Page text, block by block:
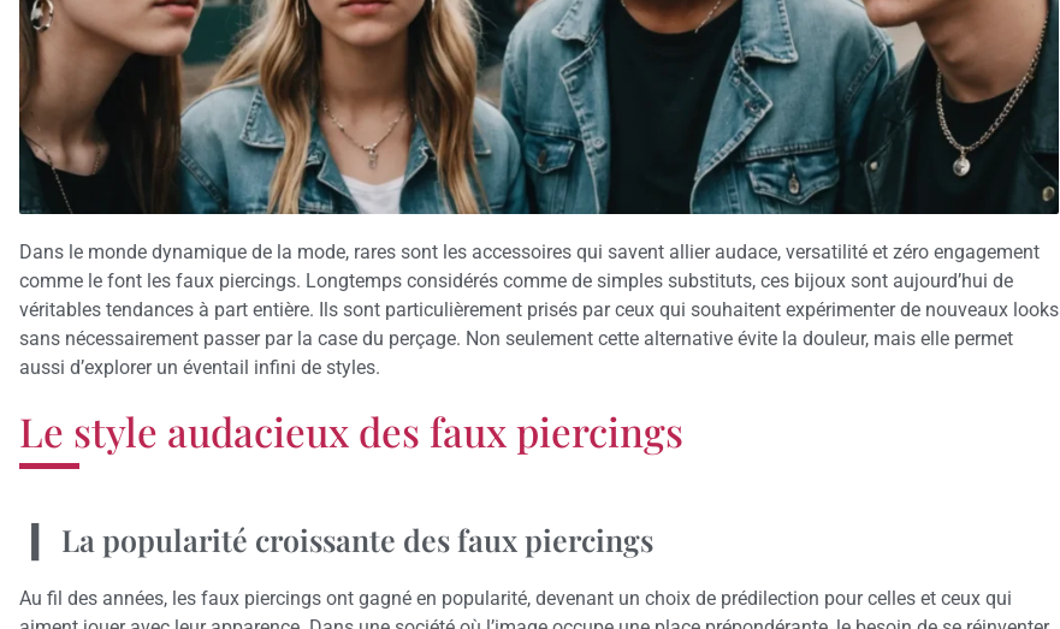
Dans le monde dynamique de la mode, rares sont les accessoires qui savent allier audace, versatilité et zéro engagement
comme le font les faux piercings. Longtemps considérés comme de simples substituts, ces bijoux sont aujourd’hui de
véritables tendances à part entière. Ils sont particulièrement prisés par ceux qui souhaitent expérimenter de nouveaux looks
sans nécessairement passer par la case du perçage. Non seulement cette alternative évite la douleur, mais elle permet
aussi d’explorer un éventail infini de styles.
Le style audacieux des faux piercings
La popularité croissante des faux piercings
Au fil des années, les faux piercings ont gagné en popularité, devenant un choix de prédilection pour celles et ceux qui